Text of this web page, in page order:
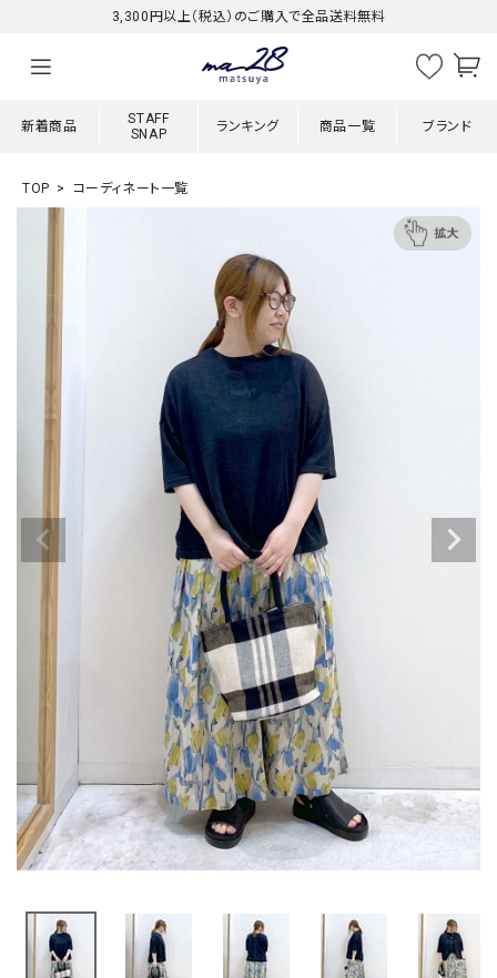
3,300円以上（税込）のご購入で全品送料無料
新着商品
STAFF
SNAP
ランキング 商品一覧 ブランド
TOP コーディネート一覧